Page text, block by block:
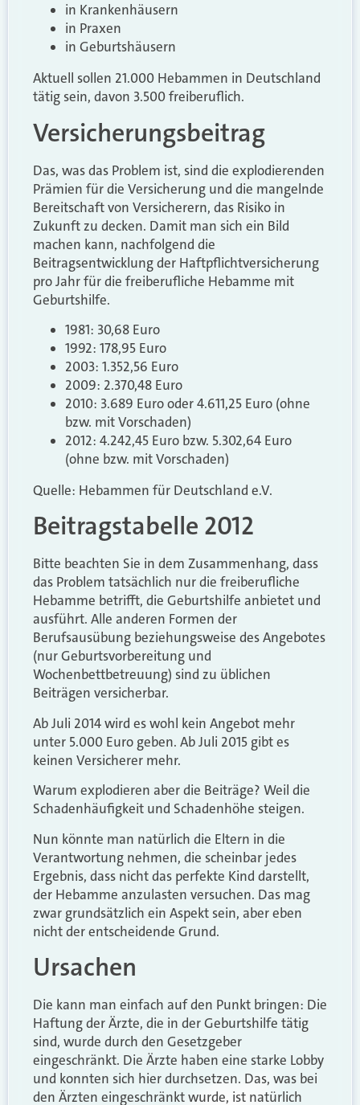
in Krankenhäusern
in Praxen
in Geburtshäusern
Aktuell sollen 21.000 Hebammen in Deutschland
tätig sein, davon 3.500 freiberuflich.
Versicherungsbeitrag
Das, was das Problem ist, sind die explodierenden
Prämien für die Versicherung und die mangelnde
Bereitschaft von Versicherern, das Risiko in
Zukunft zu decken. Damit man sich ein Bild
machen kann, nachfolgend die
Beitragsentwicklung der Haftpflichtversicherung
pro Jahr für die freiberufliche Hebamme mit
Geburtshilfe.
1981: 30,68 Euro
1992: 178,95 Euro
2003: 1.352,56 Euro
2009: 2.370,48 Euro
2010: 3.689 Euro oder 4.611,25 Euro (ohne
bzw. mit Vorschaden)
2012: 4.242,45 Euro bzw. 5.302,64 Euro
(ohne bzw. mit Vorschaden)
Quelle: Hebammen für Deutschland e.V.
Beitragstabelle 2012
Bitte beachten Sie in dem Zusammenhang, dass
das Problem tatsächlich nur die freiberufliche
Hebamme betrifft, die Geburtshilfe anbietet und
ausführt. Alle anderen Formen der
Berufsausübung beziehungsweise des Angebotes
(nur Geburtsvorbereitung und
Wochenbettbetreuung) sind zu üblichen
Beiträgen versicherbar.
Ab Juli 2014 wird es wohl kein Angebot mehr
unter 5.000 Euro geben. Ab Juli 2015 gibt es
keinen Versicherer mehr.
Warum explodieren aber die Beiträge? Weil die
Schadenhäufigkeit und Schadenhöhe steigen.
Nun könnte man natürlich die Eltern in die
Verantwortung nehmen, die scheinbar jedes
Ergebnis, dass nicht das perfekte Kind darstellt,
der Hebamme anzulasten versuchen. Das mag
zwar grundsätzlich ein Aspekt sein, aber eben
nicht der entscheidende Grund.
Ursachen
Die kann man einfach auf den Punkt bringen: Die
Haftung der Ärzte, die in der Geburtshilfe tätig
sind, wurde durch den Gesetzgeber
eingeschränkt. Die Ärzte haben eine starke Lobby
und konnten sich hier durchsetzen. Das, was bei
den Ärzten eingeschränkt wurde, ist natürlich